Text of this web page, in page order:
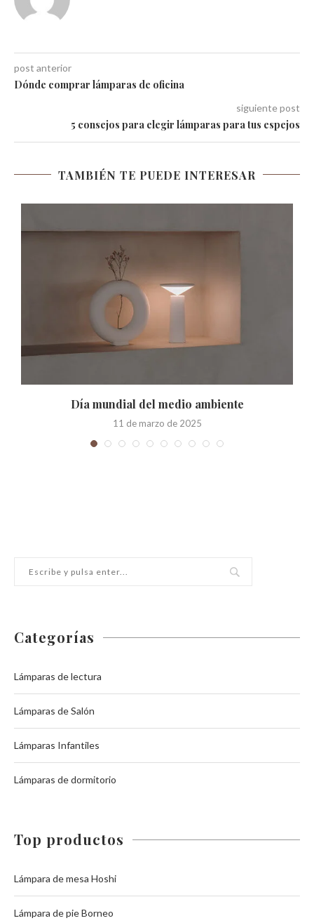
post anterior
Dónde comprar lámparas de oficina
siguiente post
5 consejos para elegir lámparas para tus espejos
TAMBIÉN TE PUEDE INTERESAR
Día mundial del medio ambiente
11 de marzo de 2025
Categorías
Lámparas de lectura
Lámparas de Salón
Lámparas Infantiles
Lámparas de dormitorio
Top productos
Lámpara de mesa Hoshi
Lámpara de pie Borneo